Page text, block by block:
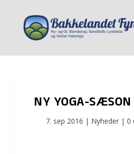
NY YOGA-
7. sep 2016 | Nyheder| 0